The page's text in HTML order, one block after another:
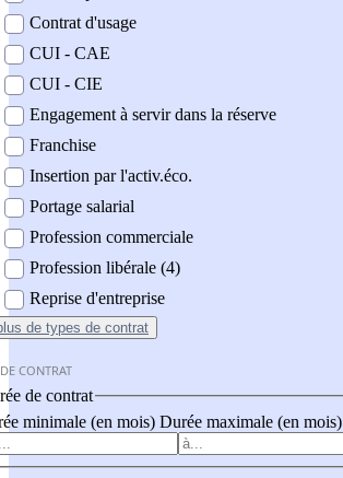
Contrat d'usage
CUI - CAE
CUI - CIE
Engagement à servir dans la réserve
Franchise
Insertion par l'activ.éco.
Portage salarial
Profession commerciale
Profession libérale (4)
Reprise d'entreprise
de types de contrat
CONTRAT
de contrat
minimale (en mois) Durée maximale (en mois)